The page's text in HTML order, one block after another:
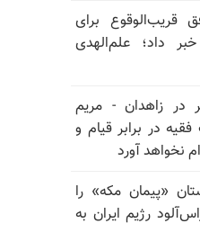
قریب‌الوقوع برای
داد؛ علم‌الهدی
در زاهدان - مریم
در برابر قیام و
نخواهد آورد
«پیمان مکه» را
رژیم ایران به